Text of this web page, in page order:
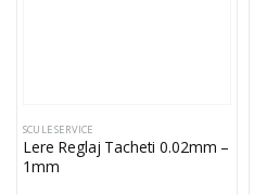
SCULE SERVICE
Lere Reglaj Tacheti 0.02mm –
1mm